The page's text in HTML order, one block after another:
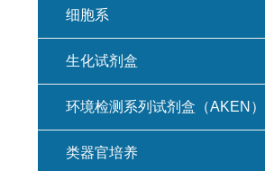
细胞系
生化试剂盒
环境检测系列试剂盒（AKEN）
类器官培养